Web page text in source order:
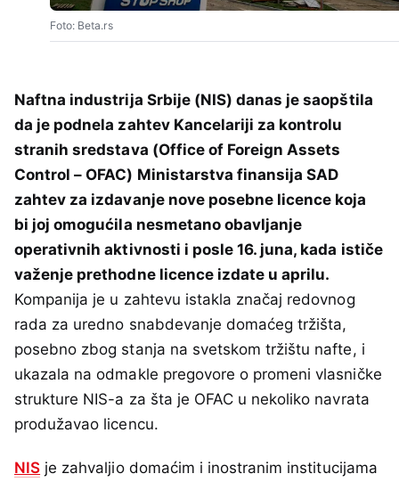
Foto: Beta.rs
Naftna industrija Srbije (NIS) danas je saopštila
da je podnela zahtev Kancelariji za kontrolu
stranih sredstava (Office of Foreign Assets
Control – OFAC) Ministarstva finansija SAD
zahtev za izdavanje nove posebne licence koja
bi joj omogućila nesmetano obavljanje
operativnih aktivnosti i posle 16. juna, kada ističe
važenje prethodne licence izdate u aprilu.
Kompanija je u zahtevu istakla značaj redovnog
rada za uredno snabdevanje domaćeg tržišta,
posebno zbog stanja na svetskom tržištu nafte, i
ukazala na odmakle pregovore o promeni vlasničke
strukture NIS-a za šta je OFAC u nekoliko navrata
produžavao licencu.
NIS je zahvaljio domaćim i inostranim institucijama